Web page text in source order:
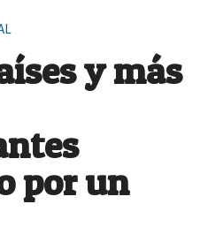
y más
por un